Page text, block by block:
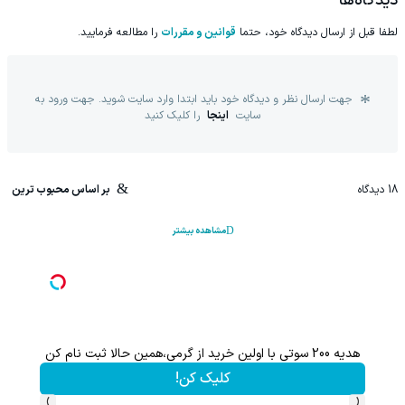
لطفا قبل از ارسال دیدگاه خود، حتما قوانین و مقررات را مطالعه فرمایید.
جهت ارسال نظر و دیدگاه خود باید ابتدا وارد سایت شوید. جهت ورود به
سایت اینجا را کلیک کنید
18 دیدگاه بر اساس محبوب ترین
مشاهده بیشتر
هدیه 200 سوتی با اولین خرید از گرمی،همین حالا ثبت نام کن
کلیک کن!